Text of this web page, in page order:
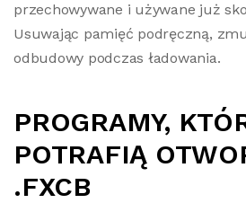
przechowywane i używane już
Usuwając pamięć podręczną,
odbudowy podczas ładowania.
PROGRAMY,
POTRAFIĄ
.FXCB